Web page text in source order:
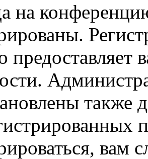
на
предоставляет
также
вам